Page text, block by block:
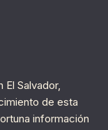
El Salvador,
de esta
información